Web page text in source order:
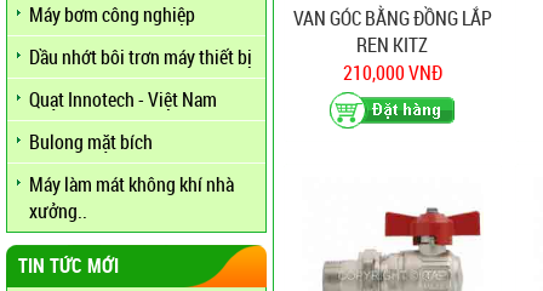
Máy bơm công nghiệp
Dầu nhớt bôi trơn máy thiết bị
Quạt Innotech - Việt Nam
Bulong mặt bích
Máy làm mát không khí nhà
xưởng..
TIN TỨC MỚI
VAN GÓC BẰNG ĐỒNG LẮP
REN KITZ
210,000 VNĐ